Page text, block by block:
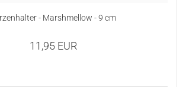
- Marshmellow - 9 cm
11,95 EUR